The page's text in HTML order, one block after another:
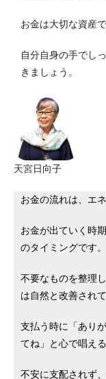
お金は大切な資産
自分自身の手でし
きましょう。
天宮日向子
お金の流れは、エ
お金が出ていく時
のタイミングです。
不要なものを整理
は自然と改善され
支払う時に「あり
てね」と心で唱え
不安に支配されず